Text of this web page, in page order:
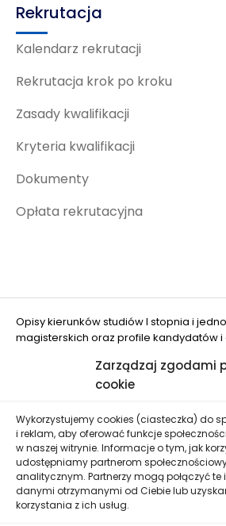
Zarządzaj zgodami
cookie
Wykorzystujemy cookies (ciasteczka) do
i reklam, aby oferować funkcje
w naszej witrynie. Informacje o tym, jak
udostępniamy partnerom
analitycznym. Partnerzy mogą połączyć
danymi otrzymanymi od Ciebie lub
korzystania z ich usług.
Rekrutacja
Kalendarz rekrutacji
Rekrutacja krok po kroku
Zasady kwalifikacji
Kryteria kwalifikacji
Dokumenty
Opłata rekrutacyjna
Opisy kierunków studiów I stopnia i
magisterskich oraz profile kandydatów
UWM w Olsztynie" (nr FERS.01.05-IP.08-
dofinansowanym przez Unię Europejską.
Uniwersytet Warmińsko-Mazurski w
sobie prawo wprowadzenia zmian